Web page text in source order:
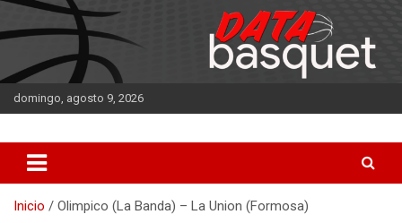
Saltar
al
contenido
domingo, agosto 9, 2026
DATA Basquet
Inicio Olimpico (La Banda) – La Union (Formosa)